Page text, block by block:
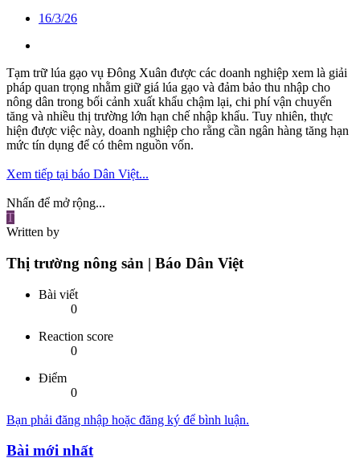
16/3/26
Tạm trữ lúa gạo vụ Đông Xuân được các doanh nghiệp xem là giải
pháp quan trọng nhằm giữ giá lúa gạo và đảm bảo thu nhập cho
nông dân trong bối cảnh xuất khẩu chậm lại, chi phí vận chuyển
tăng và nhiều thị trường lớn hạn chế nhập khẩu. Tuy nhiên, thực
hiện được việc này, doanh nghiệp cho rằng cần ngân hàng tăng hạn
mức tín dụng để có thêm nguồn vốn.
Xem tiếp tại báo Dân Việt...
Nhấn để mở rộng...
T
Written by
Thị trường nông sản | Báo Dân Việt
Bài viết
0
Reaction score
0
Điểm
0
Bạn phải đăng nhập hoặc đăng ký để bình luận.
Bài mới nhất